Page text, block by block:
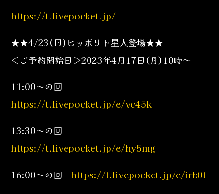
https://t.livepocket.jp/
★★4/23(日)ヒッポリト星人登場★★
＜ご予約開始日＞2023年4月17日(月)10時～
11:00～の回
https://t.livepocket.jp/e/vc45k
13:30～の回
https://t.livepocket.jp/e/hy5mg
16:00～の回https://t.livepocket.jp/e/irb0t